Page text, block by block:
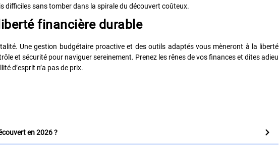
difficiles sans tomber dans la spirale du découvert coûteux.
financière durable
Une gestion budgétaire proactive et des outils adaptés vous mèneront à la liberté
et sécurité pour naviguer sereinement. Prenez les rênes de vos finances et dites adieu
d’esprit n’a pas de prix.
en 2026 ?